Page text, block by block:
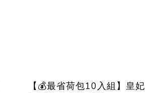
【💰最省荷包10入組】皇妃